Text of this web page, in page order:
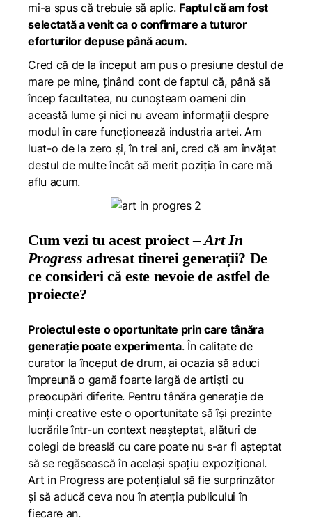
mi-a spus că trebuie să aplic. Faptul că am fost
selectată a venit ca o confirmare a tuturor
eforturilor depuse până acum.
Cred că de la început am pus o presiune destul de
mare pe mine, ținând cont de faptul că, până să
încep facultatea, nu cunoșteam oameni din
această lume și nici nu aveam informații despre
modul în care funcționează industria artei. Am
luat-o de la zero și, în trei ani, cred că am învățat
destul de multe încât să merit poziția în care mă
aflu acum.
Cum vezi tu acest proiect –Art In
Progress adresat tinerei generații? De
ce consideri că este nevoie de astfel de
proiecte?
Proiectul este o oportunitate prin care tânăra
generație poate experimenta. În calitate de
curator la început de drum, ai ocazia să aduci
împreună o gamă foarte largă de artiști cu
preocupări diferite. Pentru tânăra generație de
minți creative este o oportunitate să își prezinte
lucrările într-un context neașteptat, alături de
colegi de breaslă cu care poate nu s-ar fi așteptat
să se regăsească în același spațiu expozițional.
Art in Progressare potențialul să fie surprinzător
și să aducă ceva nou în atenția publicului în
fiecare an.